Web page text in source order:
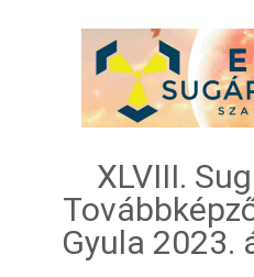
XLVIII.
Gyula 2023.